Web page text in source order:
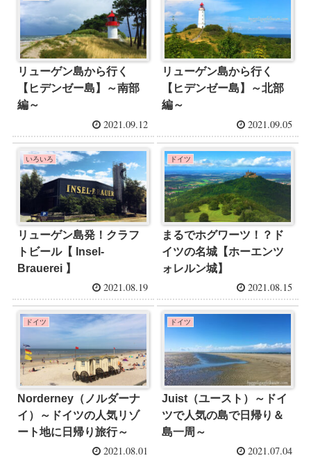
リューゲン島から行く
【ヒデンゼー島】～南部
編～
2021.09.12
リューゲン島から行く
【ヒデンゼー島】～北部
編～
2021.09.05
いろいろ
リューゲン島発！クラフ
トビール【 Insel-
Brauerei 】
2021.08.19
ドイツ
まるでホグワーツ！？ド
イツの名城【ホーエンツ
ォレルン城】
2021.08.15
ドイツ
Norderney（ノルダーナ
イ）～ドイツの人気リゾ
ート地に日帰り旅行～
2021.08.01
ドイツ
Juist（ユースト）～ドイ
ツで人気の島で日帰り＆
島一周～
2021.07.04